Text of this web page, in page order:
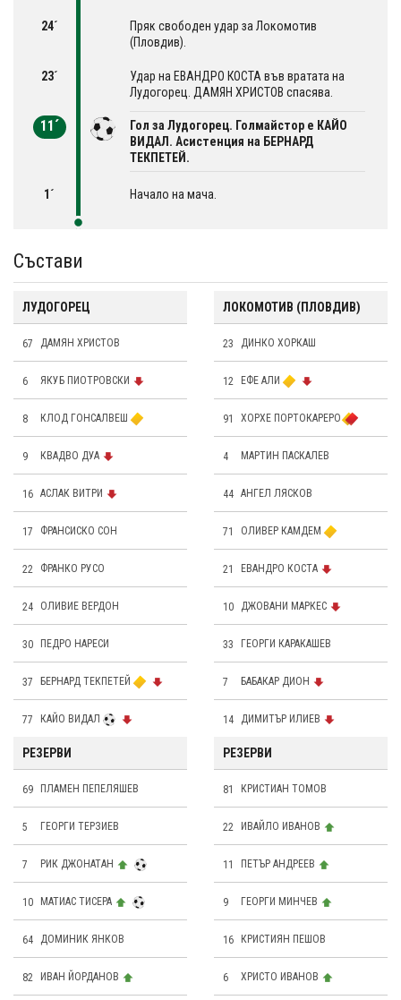
24´
Пряк свободен удар за Локомотив
(Пловдив).
23´
Удар на ЕВАНДРО КОСТА във вратата на
Лудогорец. ДАМЯН ХРИСТОВ спасява.
11´
Гол за Лудогорец. Голмайстор е КАЙО
ВИДАЛ. Асистенция на БЕРНАРД
ТЕКПЕТЕЙ.
1´ Начало на мача.
Състави
ЛУДОГОРЕЦ
67 ДАМЯН ХРИСТОВ
6 ЯКУБ ПИОТРОВСКИ
8 КЛОД ГОНСАЛВЕШ
9 КВАДВО ДУА
16 АСЛАК ВИТРИ
17 ФРАНСИСКО СОН
22 ФРАНКО РУСО
24 OЛИВИЕ ВЕРДОН
30 ПЕДРО НАРЕСИ
37 БЕРНАРД ТЕКПЕТЕЙ
77 КАЙО ВИДАЛ
РЕЗЕРВИ
69 ПЛАМЕН ПЕПЕЛЯШЕВ
5 ГЕОРГИ ТЕРЗИЕВ
7 РИК ДЖОНАТАН
10 МАТИАС ТИСЕРА
64 ДОМИНИК ЯНКОВ
82 ИВАН ЙОРДАНОВ
ЛОКОМОТИВ (ПЛОВДИВ)
23 ДИНКО ХОРКАШ
12 ЕФЕ АЛИ
91 ХОРХЕ ПОРТОКАРЕРО
4 МАРТИН ПАСКАЛЕВ
44 АНГЕЛ ЛЯСКОВ
71 ОЛИВЕР КАМДЕМ
21 ЕВАНДРО КОСТА
10 ДЖОВАНИ МАРКЕС
33 ГЕОРГИ КАРАКАШЕВ
7 БАБАКАР ДИОН
14 ДИМИТЪР ИЛИЕВ
РЕЗЕРВИ
81 КРИСТИАН ТОМОВ
22 ИВАЙЛО ИВАНОВ
11 ПЕТЪР АНДРЕЕВ
9 ГЕОРГИ МИНЧЕВ
16 КРИСТИЯН ПЕШОВ
6 ХРИСТО ИВАНОВ